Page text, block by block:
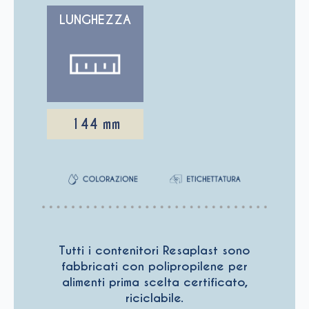
LUNGHEZZA
144 mm
Tutti i contenitori Resaplast sono
fabbricati con polipropilene per
alimenti prima scelta certificato,
riciclabile.